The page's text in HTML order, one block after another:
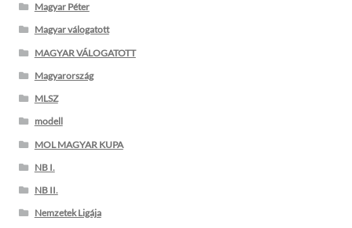
Magyar Péter
Magyar válogatott
MAGYAR VÁLOGATOTT
Magyarország
MLSZ
modell
MOL MAGYAR KUPA
NB I.
NB II.
Nemzetek Ligája